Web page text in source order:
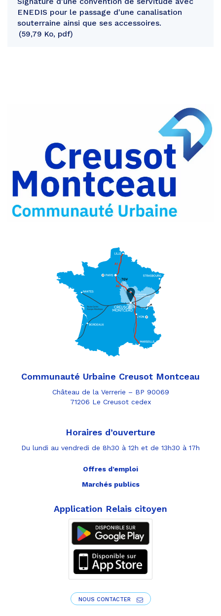
ENEDIS pour le passage d'une canalisation
souterraine ainsi que ses accessoires.
59,79 Ko, pdf
Facebook
Partager
Twitter
Partager
par
e-
mail
Communauté Urbaine Creusot Montceau
Château de la Verrerie – BP 90069
71206 Le Creusot cedex
Horaires d’ouverture
Du lundi au vendredi de 8h30 à 12h et de 13h30 à 17h
Offres d’emploi
Marchés publics
Application Relais citoyen
NOUS CONTACTER